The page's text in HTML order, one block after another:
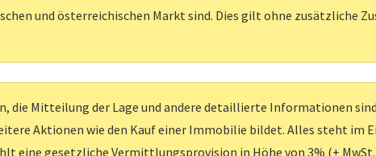
und österreichischen Markt sind. Dies gilt ohne zusätzliche
die Mitteilung der Lage und andere detaillierte Informationen
Aktionen wie den Kauf einer Immobilie bildet. Alles steht im
eine gesetzliche Vermittlungsprovision in Höhe von 3% (+